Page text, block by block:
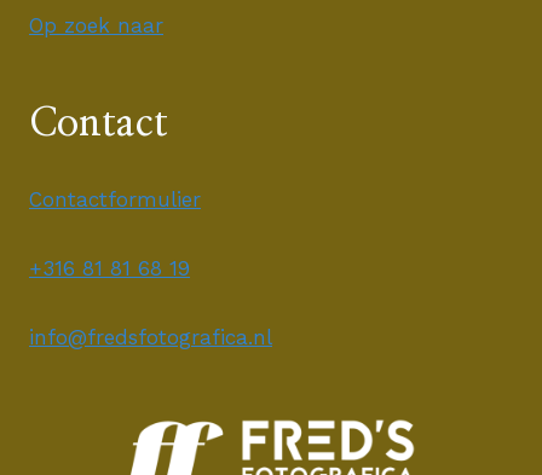
Op zoek naar
Contact
Contactformulier
+316 81 81 68 19
info@fredsfotografica.nl